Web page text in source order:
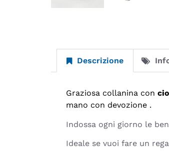
Descrizione
Graziosa collanina con
mano con devozione .
Indossa ogni giorno le
Ideale se vuoi fare un